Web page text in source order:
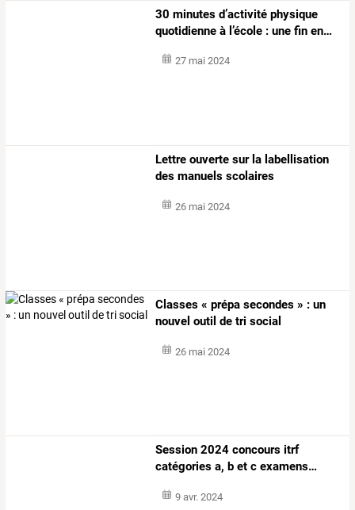
30 minutes d’activité physique
quotidienne à l’école : une fin en…
27 mai 2024
Lettre ouverte sur la labellisation
des manuels scolaires
26 mai 2024
Classes « prépa secondes » : un
nouvel outil de tri social
26 mai 2024
Session 2024 concours itrf
catégories a, b et c examens…
9 avr. 2024